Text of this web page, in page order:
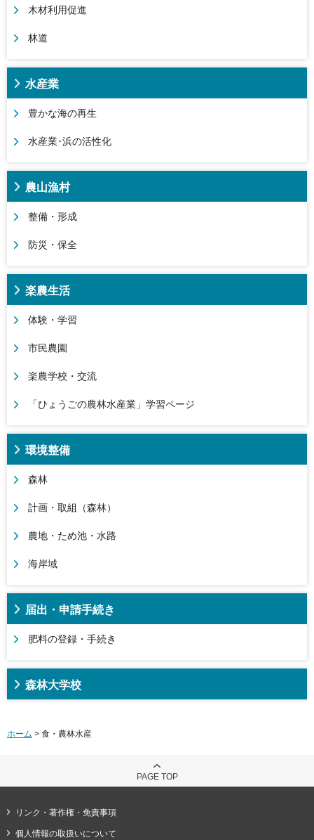
木材利用促進
林道
水産業
豊かな海の再生
水産業･浜の活性化
農山漁村
整備・形成
防災・保全
楽農生活
体験・学習
市民農園
楽農学校・交流
「ひょうごの農林水産業」学習ページ
環境整備
森林
計画・取組（森林）
農地・ため池・水路
海岸域
届出・申請手続き
肥料の登録・手続き
森林大学校
ホーム > 食・農林水産
PAGE TOP
リンク・著作権・免責事項
個人情報の取扱いについて